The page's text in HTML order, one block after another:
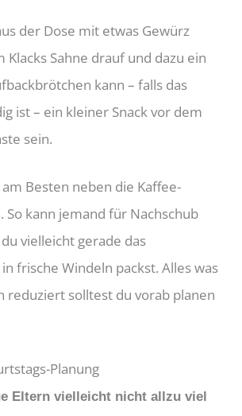
der Dose mit etwas Gewürz
Sahne drauf und dazu ein
kann – falls das
ist – ein kleiner Snack vor dem
sein.
Besten neben die Kaffee-
So kann jemand für Nachschub
vielleicht gerade das
frische Windeln packst. Alles was
reduziert solltest du vorab planen
Planung
Eltern vielleicht nicht allzu viel